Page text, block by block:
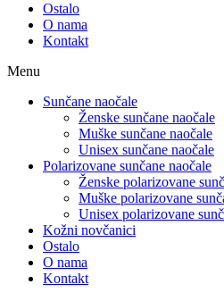
Ostalo
O nama
Kontakt
Menu
Sunčane naočale
Ženske sunčane naočale
Muške sunčane naočale
Unisex sunčane naočale
Polarizovane sunčane naočale
Ženske polarizovane
Muške polarizovane
Unisex polarizovane
Kožni novčanici
Ostalo
O nama
Kontakt